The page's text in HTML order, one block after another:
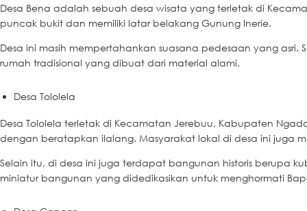
Desa Bena adalah sebuah desa wisata yang terletak di
puncak bukit dan memiliki latar belakang Gunung Inerie.
Desa ini masih mempertahankan suasana pedesaan yang
rumah tradisional yang dibuat dari material alami.
Desa Tololela
Desa Tololela terletak di Kecamatan Jerebuu, Kabupaten
dengan beratapkan ilalang. Masyarakat lokal di desa ini juga
Selain itu, di desa ini juga terdapat bangunan historis
miniatur bangunan yang didedikasikan untuk menghormati